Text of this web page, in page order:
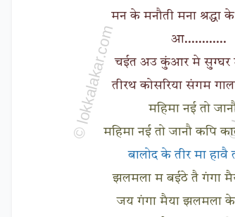
मन के मनौती मना श्रद्धा
आ............
चईत अउ कुंआर मे सुग्घर
तीरथ कोसरिया संगम
महिमा नई तो
महिमा नई तो जानौ कपि
बालोद के तीर मा हावै
झलमला म बईठे तै गंगा
जय गंगा मैया झलमला के